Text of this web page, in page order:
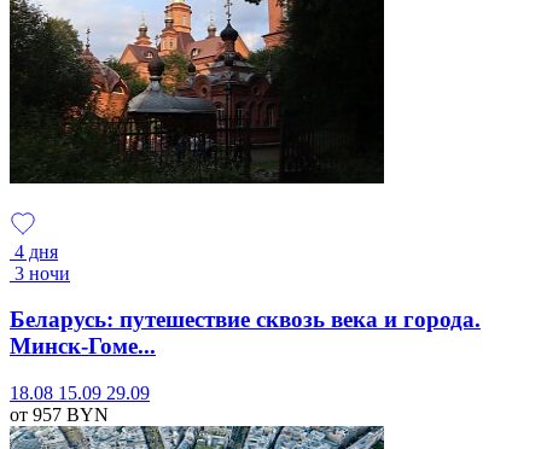
4 дня
3 ночи
Беларусь: путешествие сквозь века и города.
Минск-Гоме...
18.08 15.09 29.09
от 957 BYN